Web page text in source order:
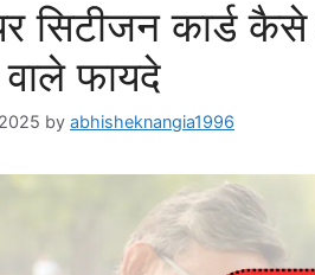
सिटीजन कार्ड
फायदे
by abhisheknangia1996